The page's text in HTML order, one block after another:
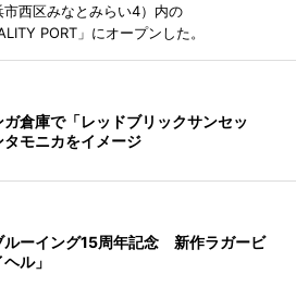
西区みなとみらい4）内の
PORT」にオープンした。
倉庫で「レッドブリックサンセッ
モニカをイメージ
ルーイング15周年記念 新作ラガービ
ル」